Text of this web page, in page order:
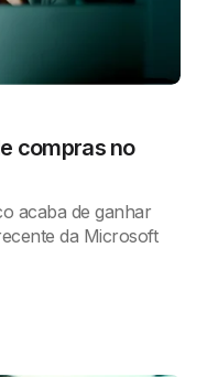
compras no
acaba de ganhar
da Microsoft